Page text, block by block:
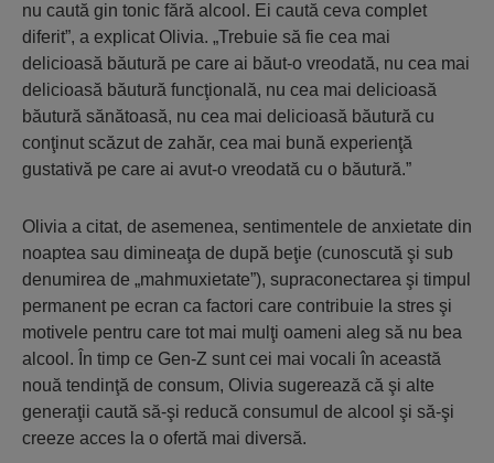
nu caută gin tonic fără alcool. Ei caută ceva complet
diferit”, a explicat Olivia. „Trebuie să fie cea mai
delicioasă băutură pe care ai băut-o vreodată, nu cea mai
delicioasă băutură funcţională, nu cea mai delicioasă
băutură sănătoasă, nu cea mai delicioasă băutură cu
conţinut scăzut de zahăr, cea mai bună experienţă
gustativă pe care ai avut-o vreodată cu o băutură.”
Olivia a citat, de asemenea, sentimentele de anxietate din
noaptea sau dimineaţa de după beţie (cunoscută şi sub
denumirea de „mahmuxietate”), supraconectarea şi timpul
permanent pe ecran ca factori care contribuie la stres şi
motivele pentru care tot mai mulţi oameni aleg să nu bea
alcool. În timp ce Gen-Z sunt cei mai vocali în această
nouă tendinţă de consum, Olivia sugerează că şi alte
generaţii caută să-şi reducă consumul de alcool şi să-şi
creeze acces la o ofertă mai diversă.